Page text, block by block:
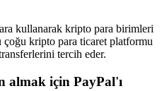
kullanarak kripto para birimleri
çoğu kripto para ticaret platformu
tercih eder.
almak için PayPal'ı